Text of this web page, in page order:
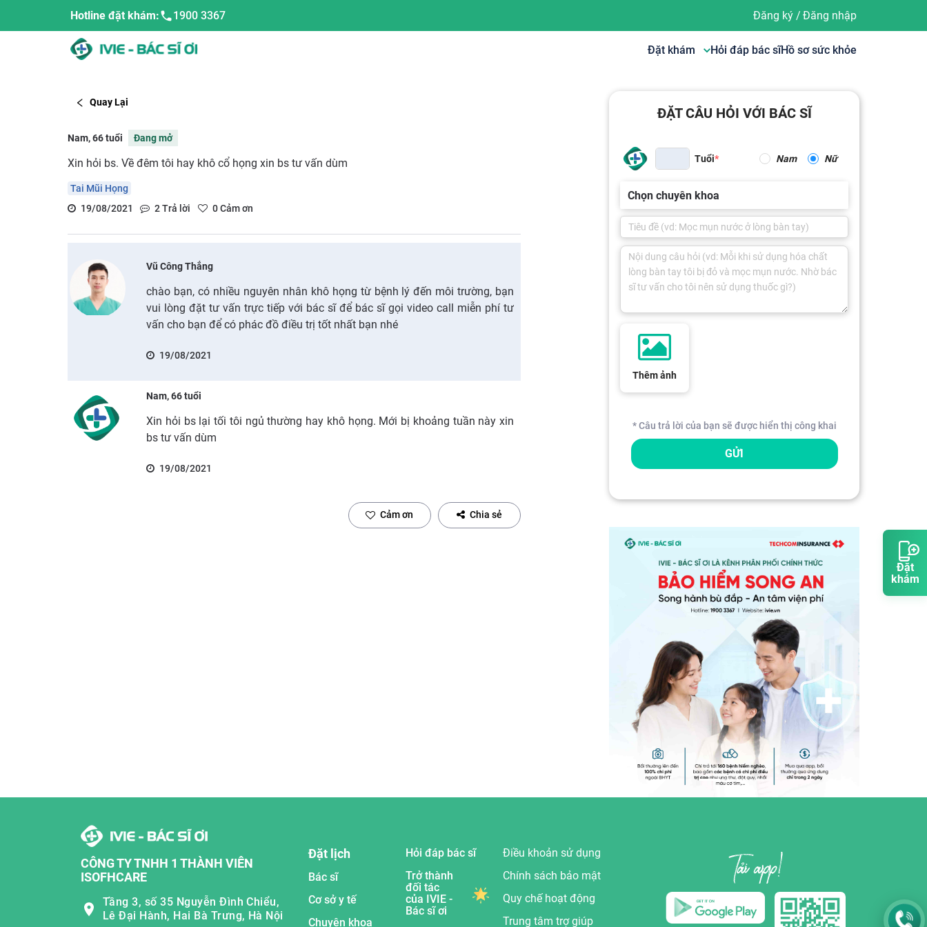
Đặt
khám
Hotline đặt khám: 1900 3367 Đăng ký/ Đăng nhập
Đặt khám Hỏi đáp bác sĩHồ sơ sức khỏe
Quay Lại
Nam, 66 tuổi Đang mở
Xin hỏi bs. Về đêm tôi hay khô cổ họng xin bs tư vấn dùm
Tai Mũi Họng
19/08/2021
2Trả lời 0Cảm ơn
Vũ Công Thắng
chào bạn, có nhiều nguyên nhân khô họng từ bệnh lý đến môi trường, bạn
vui lòng đặt tư vấn trực tiếp với bác sĩ để bác sĩ gọi video call miễn phí tư
vấn cho bạn để có phác đồ điều trị tốt nhất bạn nhé
19/08/2021
Nam, 66 tuổi
Xin hỏi bs lại tối tôi ngủ thường hay khô họng. Mới bị khoảng tuần này xin
bs tư vấn dùm
19/08/2021
Cảm ơn Chia sẻ
ĐẶT CÂU HỎI VỚI BÁC SĨ
Tuổi Nam Nữ
Chọn chuyên khoa
Thêm ảnh
* Câu trả lời của bạn sẽ được hiển thị công khai
GỬI
CÔNG TY TNHH 1 THÀNH VIÊN
ISOFHCARE
Tầng 3, số 35 Nguyễn Đình Chiểu,
Lê Đại Hành, Hai Bà Trưng, Hà Nội
Đặt lịch
Bác sĩ
Cơ sở y tế
Chuyên khoa
Hỏi đáp bác sĩ
Trở thành
đối tác
của IVIE -
Bác sĩ ơi
Điều khoản sử dụng
Chính sách bảo mật
Quy chế hoạt động
Trung tâm trợ giúp